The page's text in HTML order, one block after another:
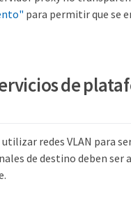
para permitir que se
de
utilizar redes VLAN para
de destino deben ser